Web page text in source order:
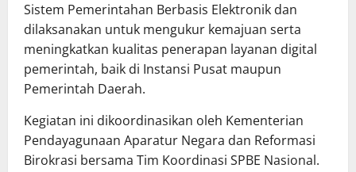
Sistem Pemerintahan Berbasis Elektronik dan
dilaksanakan untuk mengukur kemajuan serta
meningkatkan kualitas penerapan layanan digital
pemerintah, baik di Instansi Pusat maupun
Pemerintah Daerah.
Kegiatan ini dikoordinasikan oleh Kementerian
Pendayagunaan Aparatur Negara dan Reformasi
Birokrasi bersama Tim Koordinasi SPBE Nasional.